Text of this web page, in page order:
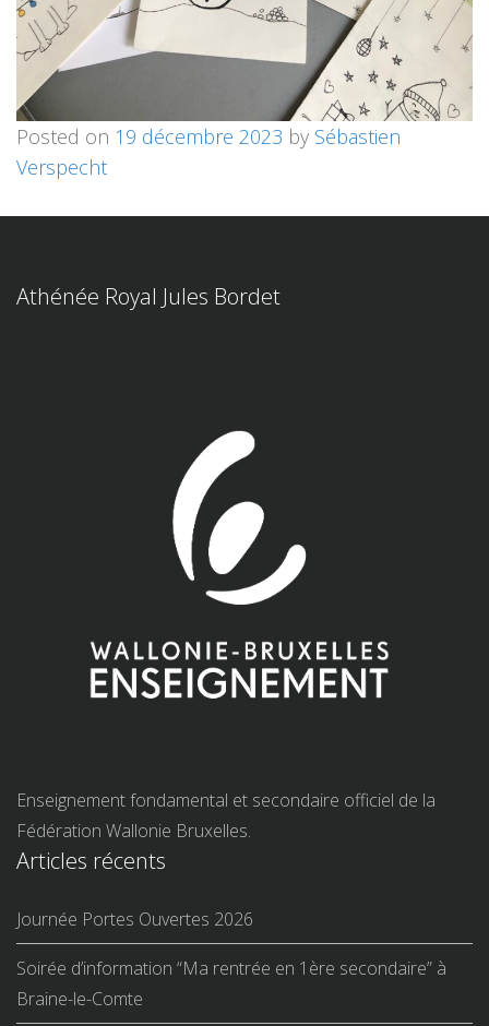
Posted on 19 décembre 2023 by Sébastien
Verspecht
Athénée Royal Jules Bordet
Enseignement fondamental et secondaire officiel de la
Fédération Wallonie Bruxelles.
Articles récents
Journée Portes Ouvertes 2026
Soirée d’information “Ma rentrée en 1ère secondaire” à
Braine-le-Comte